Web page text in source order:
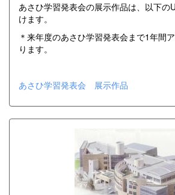
あさひ学習発表会の展示作品は、以下の
けます。
＊来年度のあさひ学習発表会まで1年間
ります。
あさひ学習発表会 展示作品